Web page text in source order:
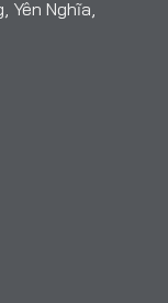
Yên Nghĩa,